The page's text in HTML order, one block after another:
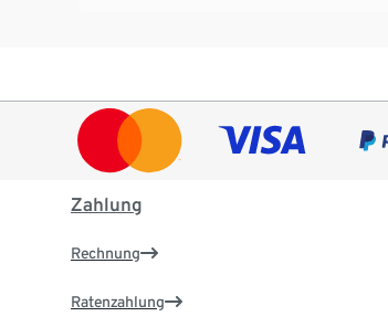
Zahlung
Rechnung
Ratenzahlung